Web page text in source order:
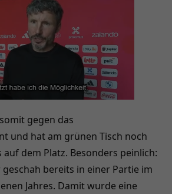
gegen das
und hat am grünen Tisch noch
dem Platz. Besonders peinlich:
geschah bereits in einer Partie im
Jahres. Damit wurde eine